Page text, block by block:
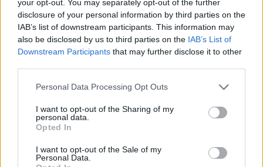
your opt-out. You may separately opt-out of the further
disclosure of your personal information by third parties on the
IAB’s list of downstream participants. This information may
also be disclosed by us to third parties on the IAB’s List of
Downstream Participants that may further disclose it to other
Personal Data Processing Opt Outs
I want to opt-out of the Sharing of my
personal data.
Opted In
I want to opt-out of the Sale of my
Personal Data.
Předchozí článek
Prokopská pouť bude letos jiná.
Program se rozdělí do tří dnů,
změní se i trasa hornické parády
Každý sedmý řidič měl problém.
Policie při víkendové akci na
Příbramsku odhalila 30
SOUVISEJÍCÍ ČLÁNKY
VÍCE OD AUTORA
Většina koupališť na Příbramsku nabízí
výborné podmínky. Horší voda je jen na